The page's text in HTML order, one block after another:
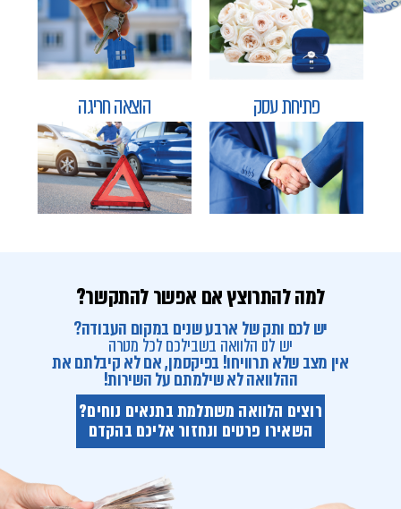
פתיחת עסק הוצאה חריגה
למה להתרוצץ אם אפשר להתקשר?
יש לכם ותק של ארבע שנים במקום העבודה?
יש לנו הלוואה בשבילכם לכל מטרה
אין מצב שלא תרוויחו! בפיקסמן, אם לא קיבלתם את
ההלוואה לא שילמתם על השירות!
רוצים הלוואה משתלמת בתנאים נוחים?
השאירו פרטים ונחזור אליכם בהקדם